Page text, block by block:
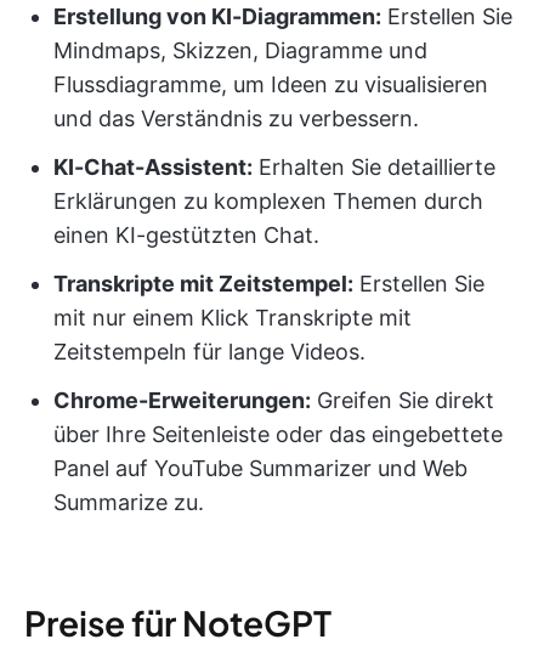
Erstellung von KI-Diagrammen: Erstellen Sie
Mindmaps, Skizzen, Diagramme und
Flussdiagramme, um Ideen zu visualisieren
und das Verständnis zu verbessern.
KI-Chat-Assistent: Erhalten Sie detaillierte
Erklärungen zu komplexen Themen durch
einen KI-gestützten Chat.
Transkripte mit Zeitstempel: Erstellen Sie
mit nur einem Klick Transkripte mit
Zeitstempeln für lange Videos.
Chrome-Erweiterungen: Greifen Sie direkt
über Ihre Seitenleiste oder das eingebettete
Panel auf YouTube Summarizer und Web
Summarize zu.
Preise für NoteGPT